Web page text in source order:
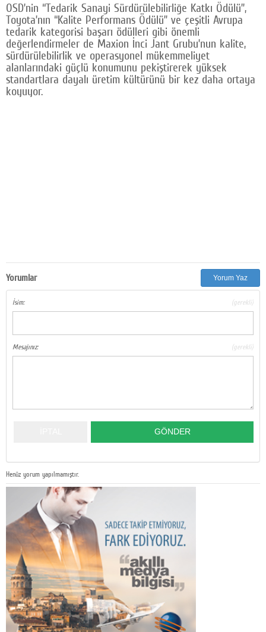
OSD’nin “Tedarik Sanayi Sürdürülebilirliğe Katkı Ödülü”,
Toyota’nın “Kalite Performans Ödülü” ve çeşitli Avrupa
tedarik kategorisi başarı ödülleri gibi önemli
değerlendirmeler de Maxion İnci Jant Grubu’nun kalite,
sürdürülebilirlik ve operasyonel mükemmeliyet
alanlarındaki güçlü konumunu pekiştirerek yüksek
standartlara dayalı üretim kültürünü bir kez daha ortaya
koyuyor.
Yorumlar Yorum Yaz
İsim: (gerekli)
Mesajınız: (gerekli)
Henüz yorum yapılmamıştır.